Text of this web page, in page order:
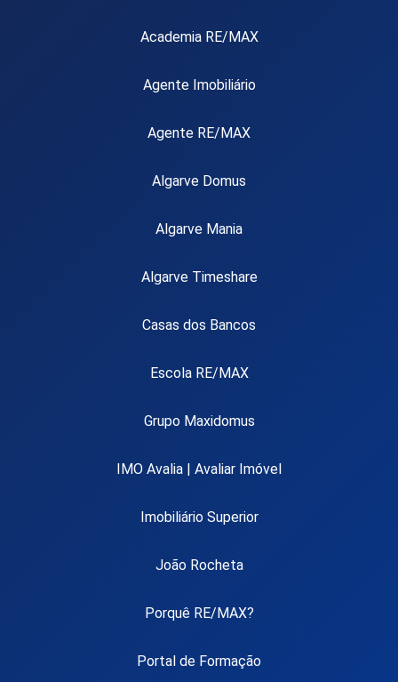
Academia RE/MAX
Agente Imobiliário
Agente RE/MAX
Algarve Domus
Algarve Mania
Algarve Timeshare
Casas dos Bancos
Escola RE/MAX
Grupo Maxidomus
IMO Avalia | Avaliar Imóvel
Imobiliário Superior
João Rocheta
Porquê RE/MAX?
Portal de Formação